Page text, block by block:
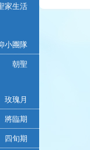
家生活
小團隊
朝聖
玫瑰月
將臨期
四旬期